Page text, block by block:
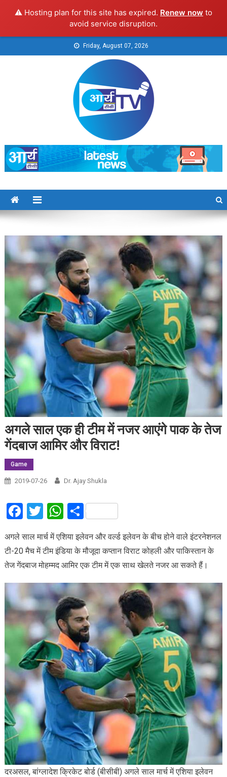
⚠️ Hosting plan for this site has expired. Renew now to
avoid service disruption.
to
Friday, August 07, 2026
Arya TV
अगले साल एक ही टीम में नजर आएंगे पाक के तेज
गेंदबाज आमिर और विराट!
Game
2019-07-26 Dr. Ajay Shukla
Facebook
TwitterWhatsApp
Share
अगले साल मार्च में एशिया इलेवन और वर्ल्ड इलेवन के बीच होने वाले इंटरनेशनल
टी-20 मैच में टीम इंडिया के मौजूदा कप्तान विराट कोहली और पाकिस्तान के
तेज गेंदबाज मोहम्मद आमिर एक टीम में एक साथ खेलते नजर आ सकते हैं।
दरअसल, बांग्लादेश क्रिकेट बोर्ड (बीसीबी) अगले साल मार्च में एशिया इलेवन